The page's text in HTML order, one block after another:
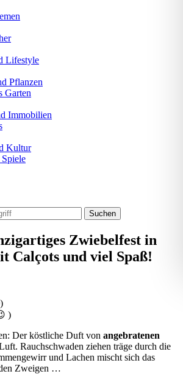
Lifestyle
Pflanzen
Garten
Immobilien
Kultur
Zwiebelfest in
Calçots und viel Spaß!
)
Der köstliche Duft von angebratenen
Rauchschwaden ziehen träge durch die
und Lachen mischt sich das
Zweigen …